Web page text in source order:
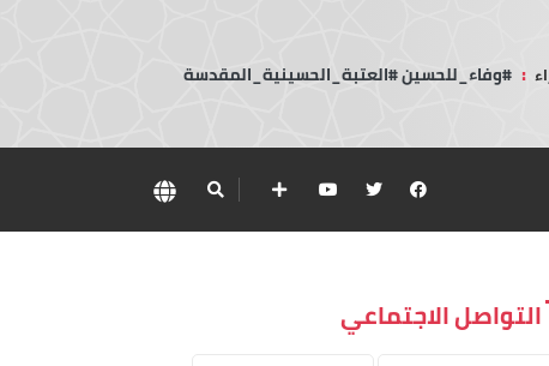
: #وفاء_للحسين #العتبة_الحسينية_المقدسة
التواصل الاجتماعي